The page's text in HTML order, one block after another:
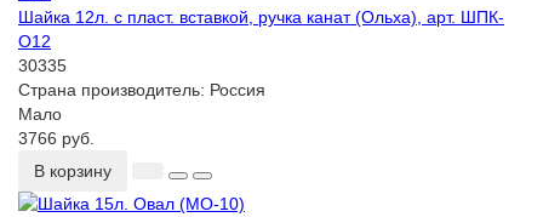
Шайка 12л. с пласт. вставкой, ручка канат (Ольха), арт. ШПК-
О12
30335
Страна производитель: Россия
Мало
3766 руб.
В корзину